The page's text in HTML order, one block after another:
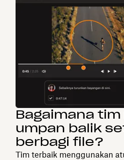
Bagaimana
umpan balik
berbagi file?
Tim terbaik menggunakan